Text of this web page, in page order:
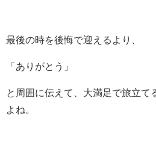
最後の時を後悔で迎えるより、
「ありがとう」
と周囲に伝えて、大満足で旅立て
よね。